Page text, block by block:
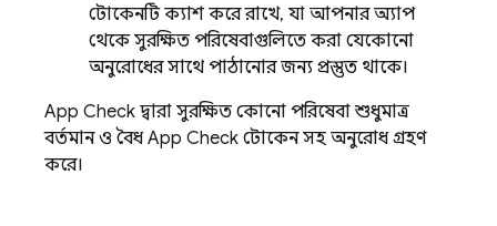
টোকেনটি ক্যাশ করে রাখে, যা আপনার অ্যাপ
থেকে সুরক্ষিত পরিষেবাগুলিতে করা যেকোনো
অনুরোধের সাথে পাঠানোর জন্য প্রস্তুত থাকে।
App Check দ্বারা সুরক্ষিত কোনো পরিষেবা শুধুমাত্র
বর্তমান ও বৈধApp Check টোকেন সহ অনুরোধ গ্রহণ
করে।